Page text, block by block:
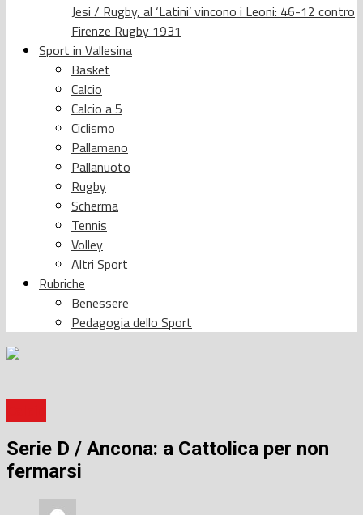
Jesi / Rugby, al ‘Latini’ vincono i Leoni: 46-12 contro
Firenze Rugby 1931
Sport in Vallesina
Basket
Calcio
Calcio a 5
Ciclismo
Pallamano
Pallanuoto
Rugby
Scherma
Tennis
Volley
Altri Sport
Rubriche
Benessere
Pedagogia dello Sport
Serie D / Ancona: a Cattolica per non
fermarsi